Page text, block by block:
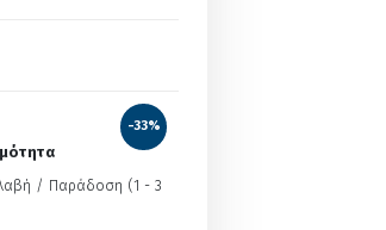
-33%
/ Παράδoση (1 - 3